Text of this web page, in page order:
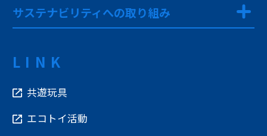
サステナビリティへの取り組み
LINK
共遊玩具
エコトイ活動